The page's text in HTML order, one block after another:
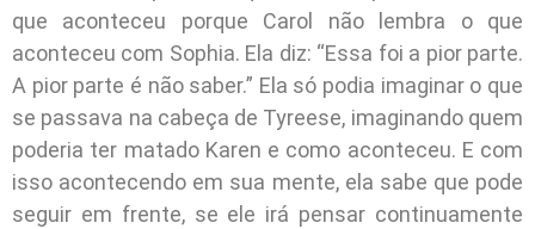
que aconteceu porque Carol não lembra o que
aconteceu com Sophia. Ela diz: “Essa foi a pior parte.
A pior parte é não saber.” Ela só podia imaginar o que
se passava na cabeça de Tyreese, imaginando quem
poderia ter matado Karen e como aconteceu. E com
isso acontecendo em sua mente, ela sabe que pode
seguir em frente, se ele irá pensar continuamente